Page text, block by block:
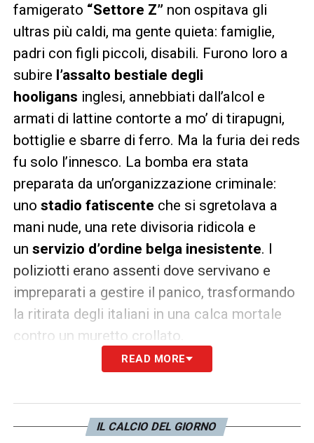
famigerato “Settore Z” non ospitava gli
ultras più caldi, ma gente quieta: famiglie,
padri con figli piccoli, disabili. Furono loro a
subire l’assalto bestiale degli
hooligans inglesi, annebbiati dall’alcol e
armati di lattine contorte a mo’ di tirapugni,
bottiglie e sbarre di ferro. Ma la furia dei reds
fu solo l’innesco. La bomba era stata
preparata da un’organizzazione criminale:
uno stadio fatiscente che si sgretolava a
mani nude, una rete divisoria ridicola e
un servizio d’ordine belga inesistente. I
poliziotti erano assenti dove servivano e
impreparati a gestire il panico, trasformando
la ritirata degli italiani in una calca mortale
contro un muretto crollato.
A rendere l’Heysel unaferita ancora
avvenne dopo. Mentre le salme venivano
allineate fuori dallo stadio e il sangue
READ MORE
IL CALCIO DEL GIORNO